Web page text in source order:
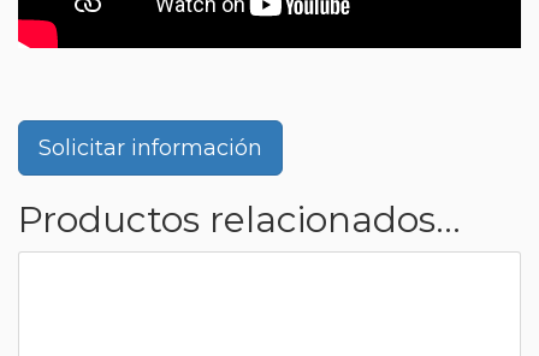
Solicitar información
Productos relacionados...